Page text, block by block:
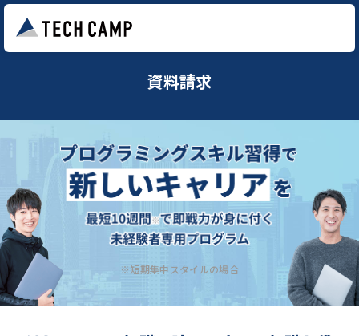
資料請求
※短期集中スタイルの場合